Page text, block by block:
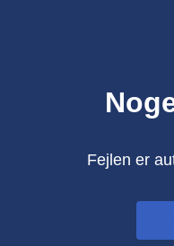
Fejlen er